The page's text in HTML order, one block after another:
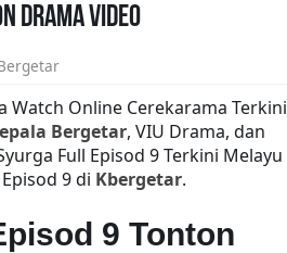
Drama Video
Watch Online Cerekarama Terkini
Bergetar, VIU Drama, dan
Full Episod 9 Terkini Melayu
9 di Kbergetar.
9 Tonton